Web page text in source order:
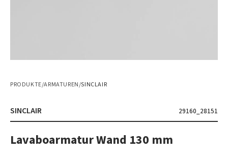
PRODUKTE/ARMATUREN/SINCLAIR
SINCLAIR 29160_28151
Lavaboarmatur Wand 130 mm